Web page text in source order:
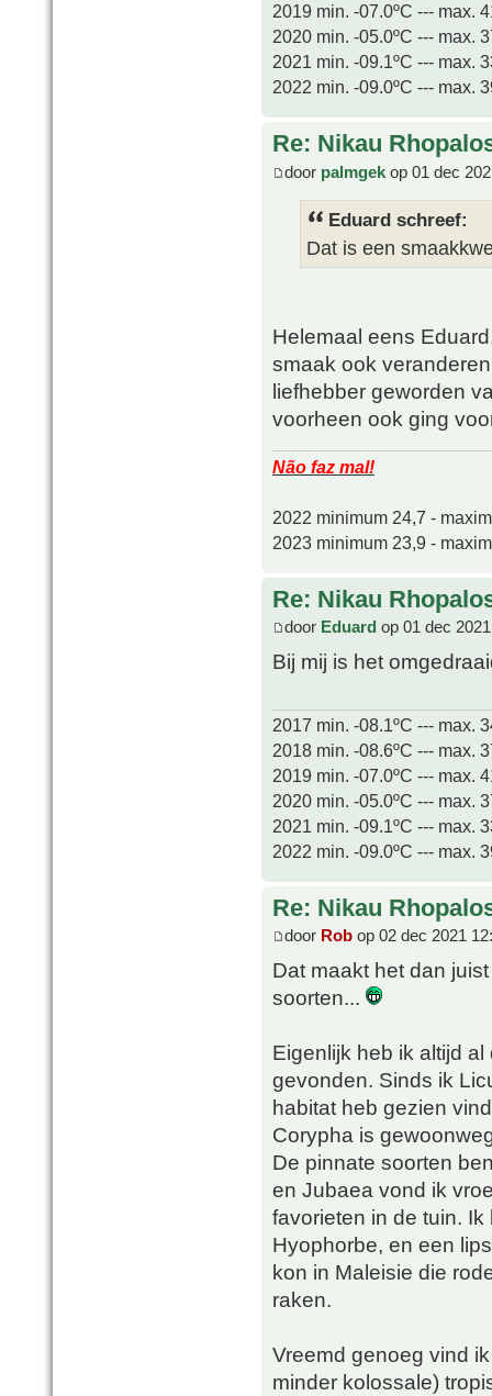
2019 min. -07.0ºC --- max.
2020 min. -05.0ºC --- max.
2021 min. -09.1ºC --- max.
2022 min. -09.0ºC --- max.
Re: Nikau
door palmgek op 01 dec
Eduard schreef:
Dat is een
Helemaal eens
smaak ook
liefhebber geworden
voorheen ook ging
Não faz mal!
2022 minimum 24,7 -
2023 minimum 23,9 -
Re: Nikau
door Eduard op 01 dec
Bij mij is het
2017 min. -08.1ºC --- max.
2018 min. -08.6ºC --- max.
2019 min. -07.0ºC --- max.
2020 min. -05.0ºC --- max.
2021 min. -09.1ºC --- max.
2022 min. -09.0ºC --- max.
Re: Nikau
door Rob op 02 dec 2021
Dat maakt het dan
soorten...
Eigenlijk heb ik altijd
gevonden. Sinds ik
habitat heb gezien
Corypha is
De pinnate soorten
en Jubaea vond ik
favorieten in de tuin.
Hyophorbe, en een
kon in Maleisie die
raken.
Vreemd genoeg vind
minder kolossale)